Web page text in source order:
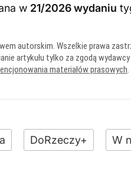
w 21/2026 wydaniu
autorskim. Wszelkie prawa
artykułu tylko za zgodą
materiałów prasowych.
DoRzeczy+ W